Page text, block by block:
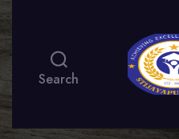
Search